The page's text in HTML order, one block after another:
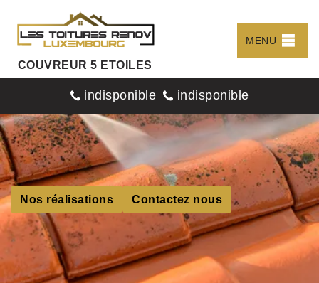
COUVREUR 5 ETOILES
MENU
indisponible indisponible
Nos réalisations Contactez nous